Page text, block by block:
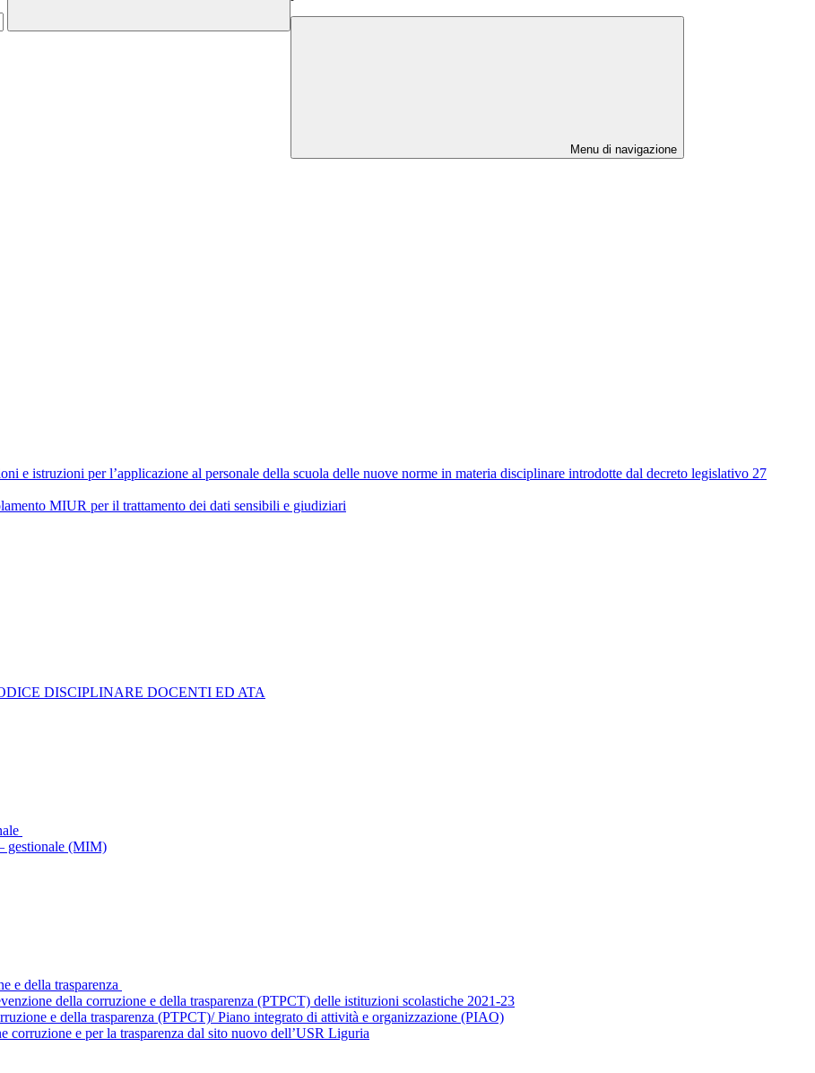
Menu di navigazione
e istruzioni per l’applicazione al personale della scuola delle nuove norme in materia disciplinare introdotte dal decreto legislativo 27
MIUR per il trattamento dei dati sensibili e giudiziari
DISCIPLINARE DOCENTI ED ATA
gestionale (MIM)
e della trasparenza
della corruzione e della trasparenza (PTPCT) delle istituzioni scolastiche 2021-23
e della trasparenza (PTPCT)/ Piano integrato di attività e organizzazione (PIAO)
corruzione e per la trasparenza dal sito nuovo dell’USR Liguria